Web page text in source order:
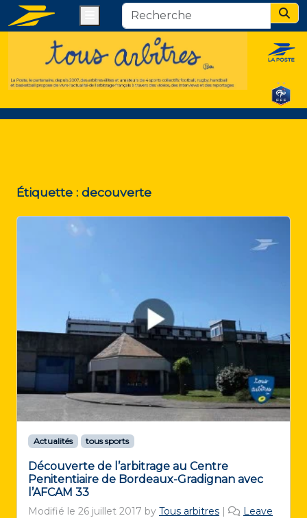
Étiquette : decouverte
Actualités tous sports
Découverte de l’arbitrage au Centre
Penitentiaire de Bordeaux-Gradignan avec
l’AFCAM 33
Modifié le 26 juillet 2017 by Tous arbitres |
Leave